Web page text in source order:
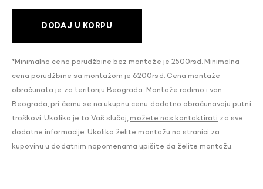
DODAJ U KORPU
*Minimalna cena porudžbine bez montaže je 2500rsd. Minimalna
cena porudžbine sa montažom je 6200rsd. Cena montaže
obračunata je za teritoriju Beograda. Montaže radimo i van
Beograda, pri čemu se na ukupnu cenu dodatno obračunavaju putni
troškovi. Ukoliko je to Vaš slučaj, možete nas kontaktirati za sve
dodatne informacije. Ukoliko želite montažu na stranici za
kupovinu u dodatnim napomenama upišite da želite montažu.